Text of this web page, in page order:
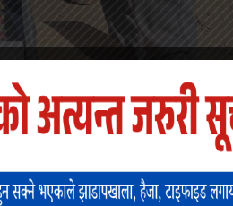
छ । यूएमएनले जिल्लाको पुथा
सामाग्री प्रदान गरेको हो ।
छन् ।